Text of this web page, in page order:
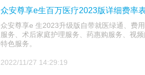
众安尊享e生百万医疗2023版详细费率
众安尊享e 生2023升级版自带就医绿通、费
服务、术后家庭护理服务、药惠购服务、视
特色服务。
2022/11/27 14:29:19